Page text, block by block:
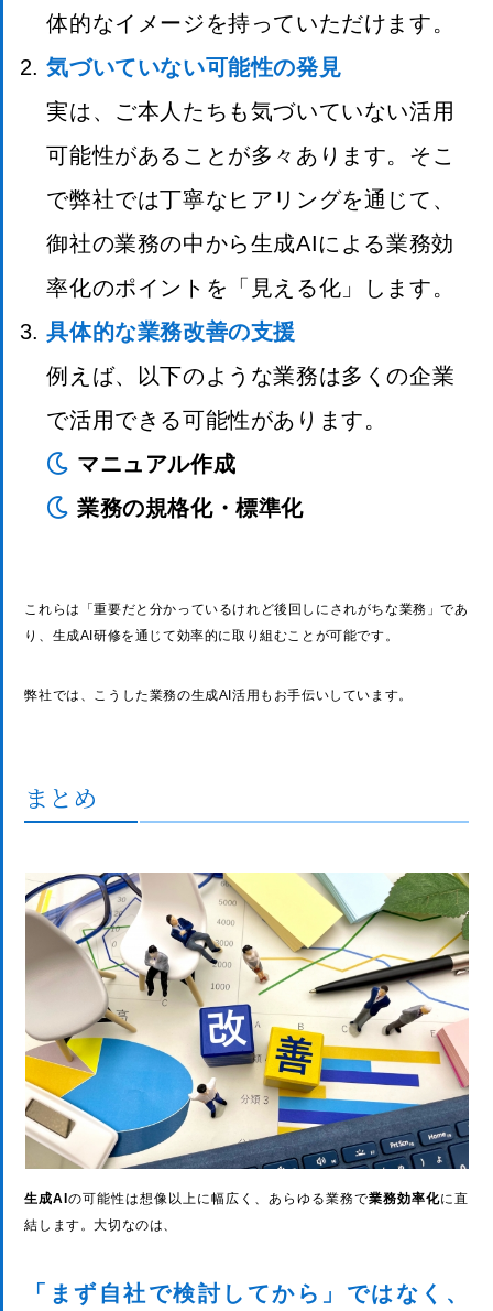
体的なイメージを持っていただけます。
気づいていない可能性の発見
実は、ご本人たちも気づいていない活用
可能性があることが多々あります。そこ
で弊社では丁寧なヒアリングを通じて、
御社の業務の中から生成AIによる業務効
率化のポイントを「見える化」します。
具体的な業務改善の支援
例えば、以下のような業務は多くの企業
で活用できる可能性があります。
マニュアル作成
業務の規格化・標準化
これらは「重要だと分かっているけれど後回しにされがちな業務」であ
り、生成AI研修を通じて効率的に取り組むことが可能です。
弊社では、こうした業務の生成AI活用もお手伝いしています。
まとめ
生成AI の可能性は想像以上に幅広く、あらゆる業務で業務効率化に直
結します。大切なのは、
「まず自社で検討してから」ではなく、